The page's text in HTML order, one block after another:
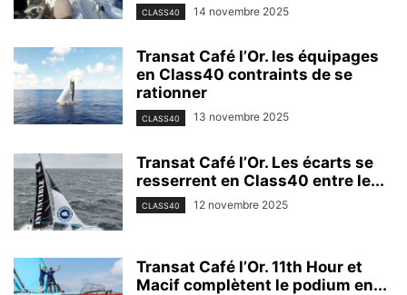
CLASS40 14 novembre 2025
Transat Café l’Or. les équipages
en Class40 contraints de se
rationner
CLASS40 13 novembre 2025
Transat Café l’Or. Les écarts se
resserrent en Class40 entre le...
CLASS40 12 novembre 2025
Transat Café l’Or. 11th Hour et
Macif complètent le podium en...